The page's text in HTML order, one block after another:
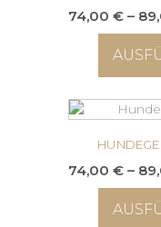
74,00 € –
74,00 € –